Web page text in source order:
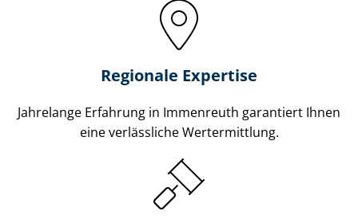
Regionale Expertise
Jahrelange Erfahrung in Immenreuth garantiert Ihnen
eine verlässliche Wertermittlung.